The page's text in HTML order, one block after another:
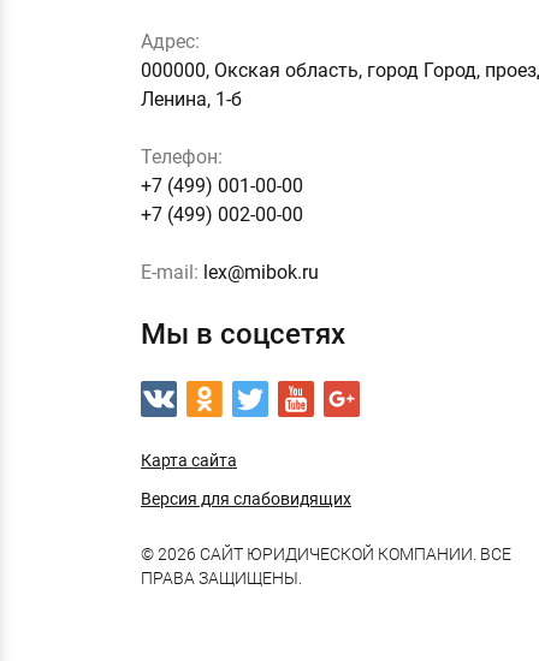
Адрес:
000000, Окская область, город Город,
Ленина, 1-б
Телефон:
+7 (499) 001-00-00
+7 (499) 002-00-00
E-mail: lex@mibok.ru
Мы в соцсетях
Карта сайта
Версия для слабовидящих
© 2026 САЙТ ЮРИДИЧЕСКОЙ КОМПАНИИ. ВСЕ
ПРАВА ЗАЩИЩЕНЫ.